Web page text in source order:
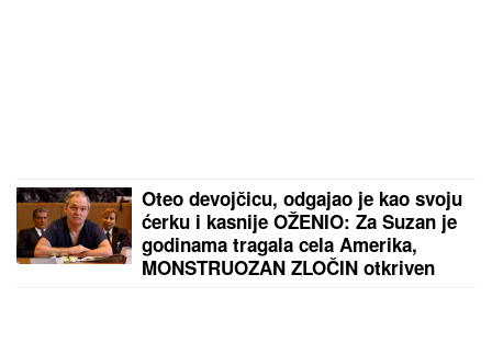
Oteo devojčicu, odgajao je kao svoju
ćerku i kasnije OŽENIO: Za Suzan je
godinama tragala cela Amerika,
MONSTRUOZAN ZLOČIN otkriven